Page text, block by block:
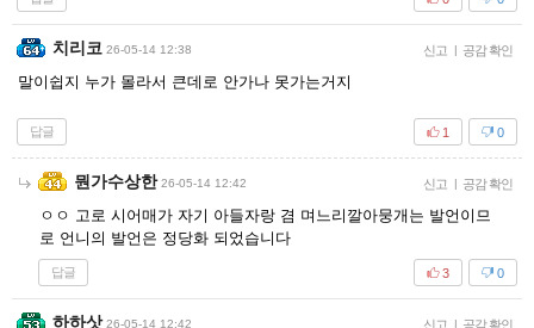
치리코 26-05-14 12:38 신고 | 공감 확인
말이쉽지 누가 몰라서 큰데로 안가나 못가는거지
답글 0
1
뭔가수상한 26-05-14 12:42 신고 | 공감 확인
ㅇㅇ 고로 시어매가 자기 아들자랑 겸 며느리깔아뭉개는 발언이므
로 언니의 발언은 정당화 되었습니다
답글 0
3
하하삿 26-05-14 12:42 신고 | 공감 확인